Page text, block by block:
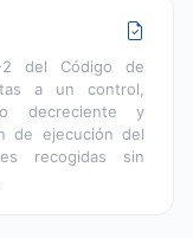
2 del Código de
a un control,
decreciente y
de ejecución del
recogidas sin